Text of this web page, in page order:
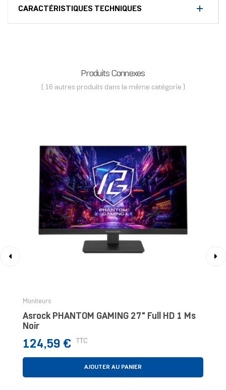
CARACTÉRISTIQUES TECHNIQUES
Produits Connexes
( 16 autres produits dans la même catégorie )
Moniteurs
Asrock PHANTOM GAMING 27" Full HD 1 Ms
Noir
Prix
124,59 € TTC
AJOUTER AU PANIER